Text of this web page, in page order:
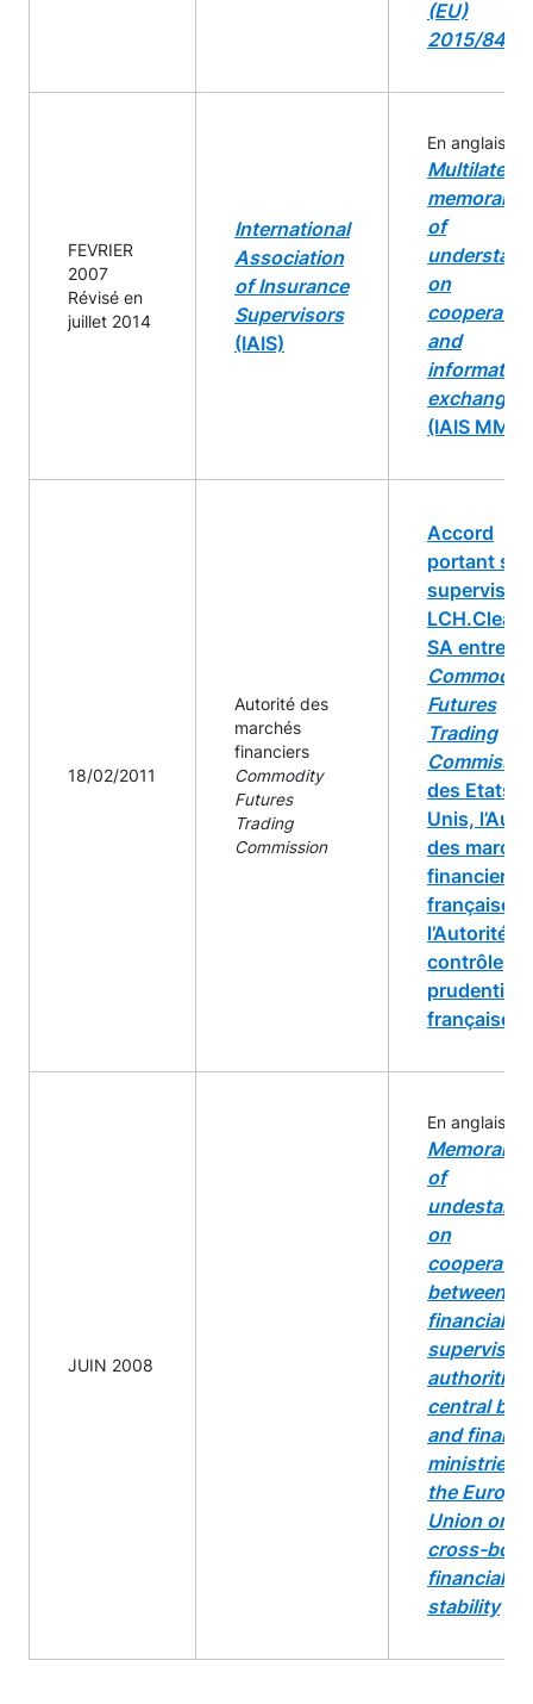
(EU)
2015/849
FEVRIER
2007
Révisé en
juillet 2014
International
Association
of Insurance
Supervisors
(IAIS)
En anglais :
Multilateral
of
on
and
information
exchange
(IAIS
18/02/2011
Autorité des
marchés
financiers
Commodity
Futures
Trading
Commission
Accord
portant sur
SA entre la
Commodity
Futures
Trading
des Etats-
Unis,
des
financiers
française et
l’Autorité
contrôle
prudentiel
française
JUIN 2008
En anglais :
of
on
between
financial
supervisor
authorities,
central
and finance
ministries
the
Union on
cross-
financial
stability